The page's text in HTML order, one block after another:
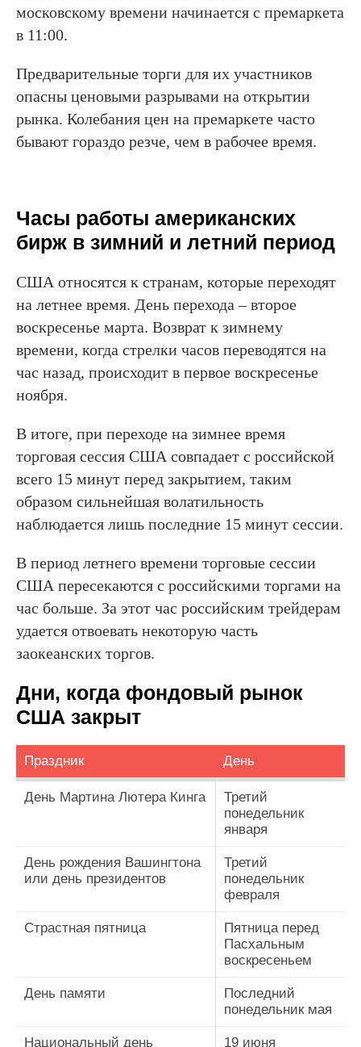
московскому времени начинается с премаркета
в 11:00.
Предварительные торги для их участников
опасны ценовыми разрывами на открытии
рынка. Колебания цен на премаркете часто
бывают гораздо резче, чем в рабочее время.
Часы работы американских
бирж в зимний и летний период
США относятся к странам, которые переходят
на летнее время. День перехода – второе
воскресенье марта. Возврат к зимнему
времени, когда стрелки часов переводятся на
час назад, происходит в первое воскресенье
ноября.
В итоге, при переходе на зимнее время
торговая сессия США совпадает с российской
всего 15 минут перед закрытием, таким
образом сильнейшая волатильность
наблюдается лишь последние 15 минут сессии.
В период летнего времени торговые сессии
США пересекаются с российскими торгами на
час больше. За этот час российским трейдерам
удается отвоевать некоторую часть
заокеанских торгов.
Дни, когда фондовый рынок
США закрыт
Праздник День
День Мартина Лютера Кинга
Третий
понедельник
января
День рождения Вашингтона
или день президентов
Третий
понедельник
февраля
Страстная пятница
Пятница перед
Пасхальным
воскресеньем
День памяти
Последний
понедельник мая
Национальный день 19 июня